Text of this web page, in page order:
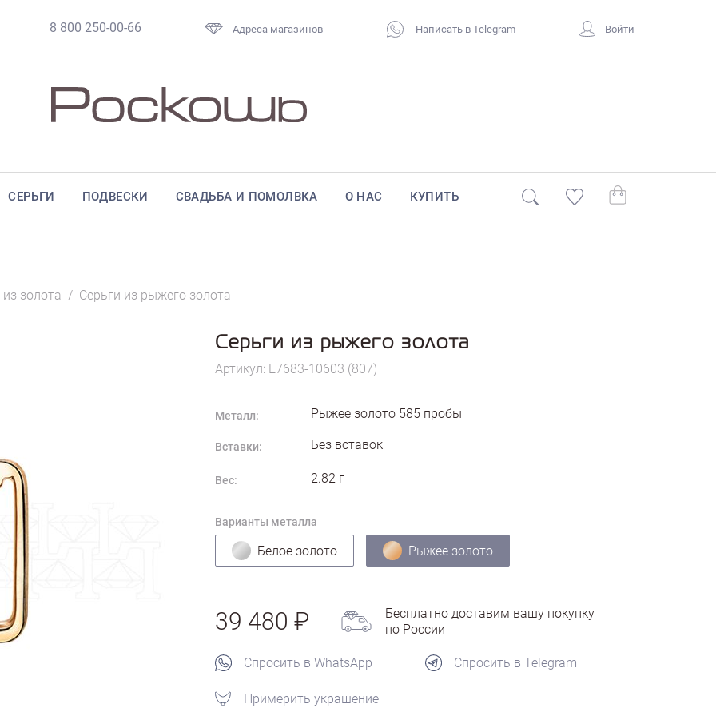
8 800 250-00-66 Адреса магазинов Написать в Telegram Войти
СЕРЬГИ ПОДВЕСКИ СВАДЬБА И ПОМОЛВКА О НАС КУПИТЬ
золота / Серьги из рыжего золота
Серьги из рыжего золота
Артикул: E7683-10603 (807)
Металл: Рыжее золото 585 пробы
Вставки: Без вставок
Вес: 2.82 г
Варианты металла
Белое золото Рыжее золото
39 480
Бесплатно доставим вашу покупку
по России
Спросить в WhatsApp Спросить в Telegram
Примерить украшение